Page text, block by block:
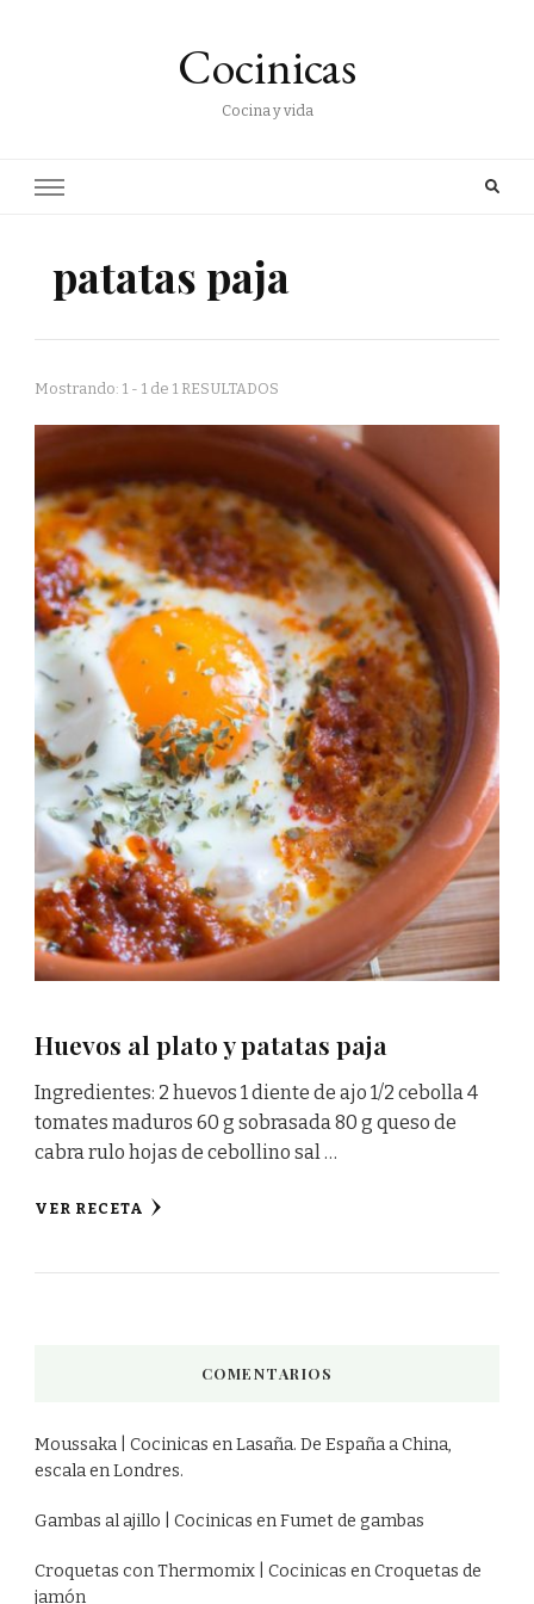
Cocinicas
Cocina y vida
patatas paja
Mostrando: 1 - 1 de 1 RESULTADOS
Huevos al plato y patatas paja
Ingredientes: 2 huevos 1 diente de ajo 1/2 cebolla 4
tomates maduros 60 g sobrasada 80 g queso de
cabra rulo hojas de cebollino sal …
VER RECETA
COMENTARIOS
Moussaka | Cocinicas enLasaña. De España a China,
escala en Londres.
Gambas al ajillo | Cocinicas enFumet de gambas
Croquetas con Thermomix | Cocinicas enCroquetas de
jamón